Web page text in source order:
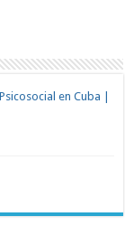
en Cuba |